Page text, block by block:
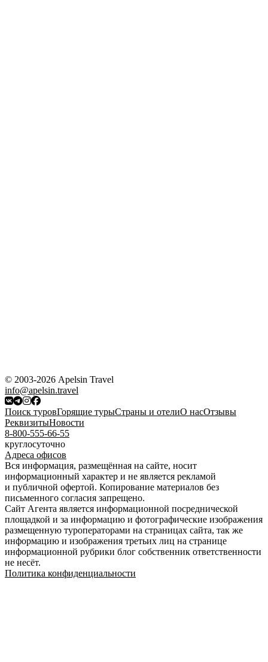
© 2003-2026 Apelsin Travel
info@apelsin.travel
Поиск туровГорящие турыСтраны и отелиО насОтзывы
РеквизитыНовости
8-800-555-66-55
круглосуточно
Адреса офисов
Вся информация, размещённая на сайте, носит
информационный характер и не является рекламой
и публичной офертой. Копирование материалов без
письменного согласия запрещено.
Сайт Агента является информационной посреднической
площадкой и за информацию и фотографические изображения
размещенную туроператорами на страницах сайта, так же
информацию и изображения третьих лиц на странице
информационной рубрики блог собственник ответственности
не несёт.
Политика конфиденциальности